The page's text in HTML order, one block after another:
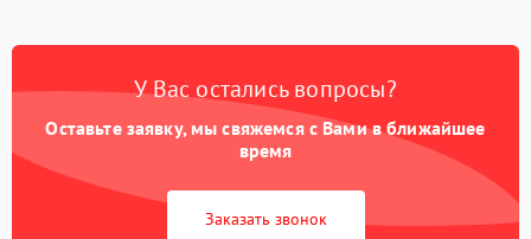
У Вас остались вопросы?
Оставьте заявку, мы свяжемся с Вами в ближайшее
время
Заказать звонок